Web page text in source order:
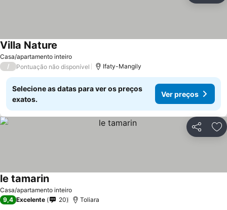
Casa/apartamento inteiro
Villa Nature
/ Pontuação não disponível Ifaty-Mangily
Selecione as datas para ver os preços
exatos.
Ver preços
Partilhar
Casa/apartamento inteiro
le tamarin
9,4 Excelente 20 Toliara